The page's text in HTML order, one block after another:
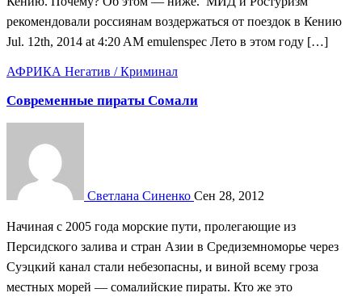
рекомендовали россиянам воздержаться от поездок в Кению
Jul. 12th, 2014 at 4:20 AM emulenspec Лето в этом году […]
АФРИКА Негатив / Криминал
Современные пираты Сомали
Светлана Синенко Сен 28, 2012
Начиная с 2005 года морские пути, пролегающие из
Персидского залива и стран Азии в Средиземноморье через
Суэцкий канал стали небезопасны, и виной всему гроза
местных морей — сомалийские пираты. Кто же это